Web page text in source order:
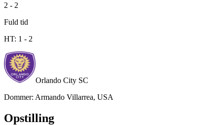
2 - 2
Fuld tid
HT: 1 - 2
Orlando City SC
Dommer: Armando Villarrea, USA
Opstilling